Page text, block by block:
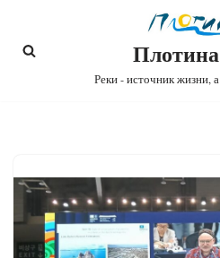
Перейти
Реки - источник жизни,